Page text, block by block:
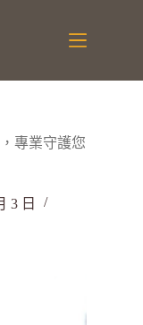
專業守護您
3 日